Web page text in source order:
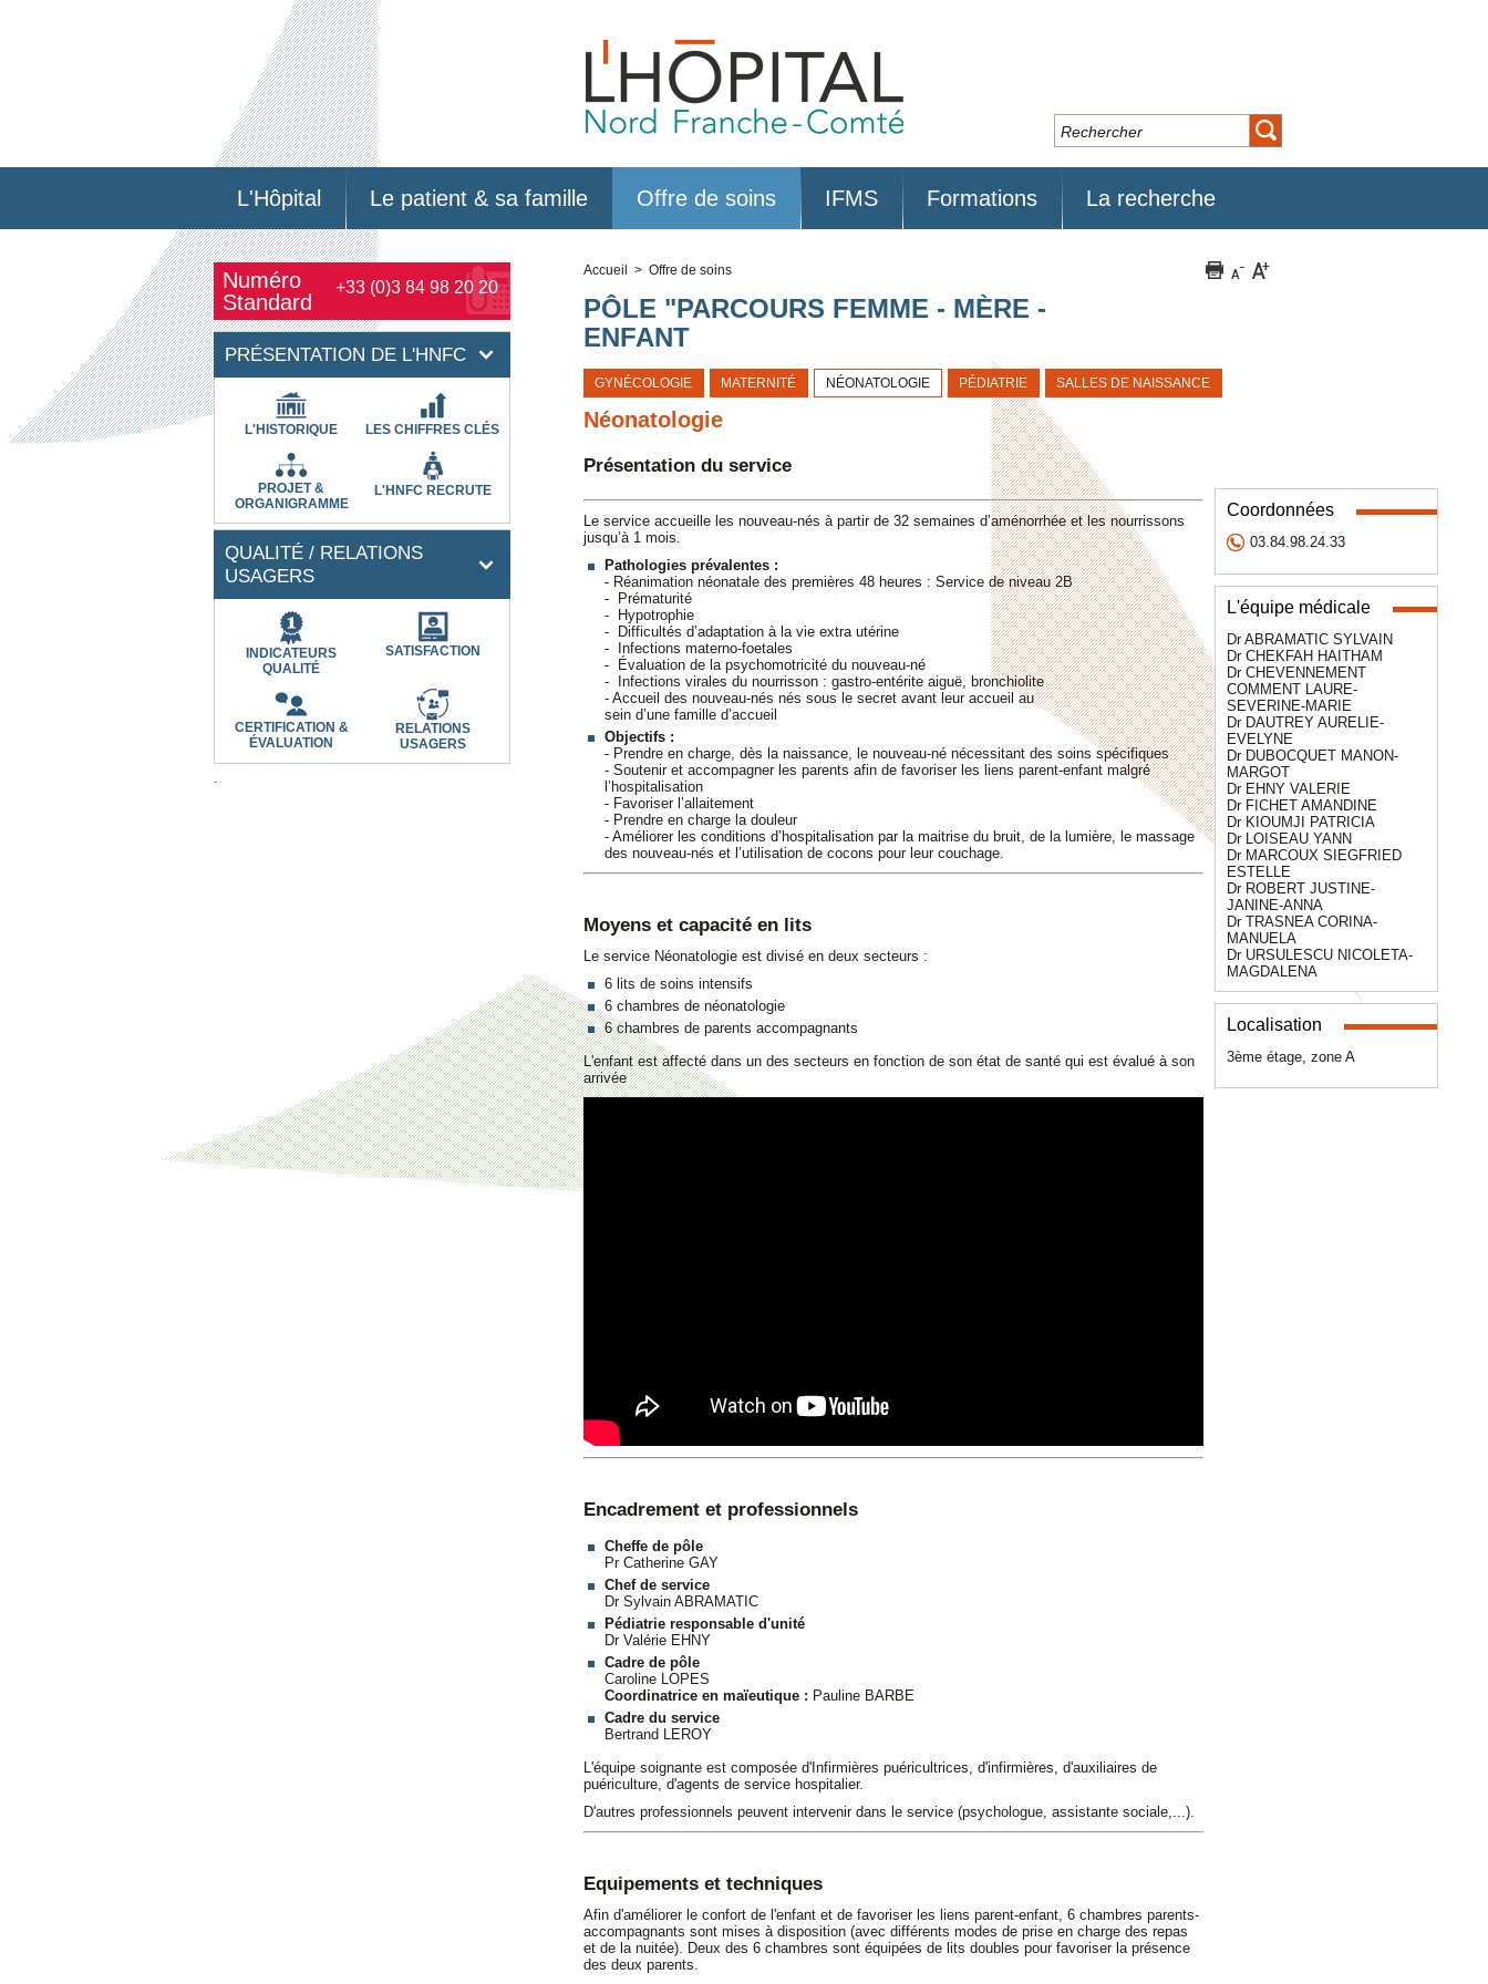
L'Hôpital Le patient & sa famille Offre de soins IFMS Formations La recherche
Numéro
Standard
+33 (0)3 84 98 20 20
PRÉSENTATION DE L'HNFC
L'HISTORIQUE LES CHIFFRES CLÉS
PROJET &
ORGANIGRAMME
L'HNFC RECRUTE
QUALITÉ / RELATIONS
USAGERS
INDICATEURS
QUALITÉ
SATISFACTION
CERTIFICATION &
ÉVALUATION
RELATIONS
USAGERS
.
Accueil > Offre de soins
PÔLE "PARCOURS FEMME - MÈRE -
ENFANT
GYNÉCOLOGIE MATERNITÉ NÉONATOLOGIE PÉDIATRIE SALLES DE NAISSANCE
Néonatologie
Présentation du service
Le service accueille les nouveau-nés à partir de 32 semaines d’aménorrhée et les nourrissons
jusqu’à 1 mois.
Pathologies prévalentes :
- Réanimation néonatale des premières 48 heures : Service de niveau 2B
- Prématurité
- Hypotrophie
- Difficultés d’adaptation à la vie extra utérine
- Infections materno-foetales
- Évaluation de la psychomotricité du nouveau-né
- Infections virales du nourrisson : gastro-entérite aiguë, bronchiolite
- Accueil des nouveau-nés nés sous le secret avant leur accueil au
sein d’une famille d’accueil
Objectifs :
- Prendre en charge, dès la naissance, le nouveau-né nécessitant des soins spécifiques
- Soutenir et accompagner les parents afin de favoriser les liens parent-enfant malgré
l’hospitalisation
- Favoriser l’allaitement
- Prendre en charge la douleur
- Améliorer les conditions d’hospitalisation par la maitrise du bruit, de la lumière, le massage
des nouveau-nés et l’utilisation de cocons pour leur couchage.
Moyens et capacité en lits
Le service Néonatologie est divisé en deux secteurs :
6 lits de soins intensifs
6 chambres de néonatologie
6 chambres de parents accompagnants
L'enfant est affecté dans un des secteurs en fonction de son état de santé qui est évalué à son
arrivée
Encadrement et professionnels
Cheffe de pôle
Pr Catherine GAY
Chef de service
Dr Sylvain ABRAMATIC
Pédiatrie responsable d'unité
Dr Valérie EHNY
Cadre de pôle
Caroline LOPES
Coordinatrice en maïeutique : Pauline BARBE
Cadre du service
Bertrand LEROY
L'équipe soignante est composée d'Infirmières puéricultrices, d'infirmières, d'auxiliaires de
puériculture, d'agents de service hospitalier.
D'autres professionnels peuvent intervenir dans le service (psychologue, assistante sociale,...).
Equipements et techniques
Afin d'améliorer le confort de l'enfant et de favoriser les liens parent-enfant, 6 chambres parents-
accompagnants sont mises à disposition (avec différents modes de prise en charge des repas
et de la nuitée). Deux des 6 chambres sont équipées de lits doubles pour favoriser la présence
des deux parents.
Coordonnées
03.84.98.24.33
L'équipe médicale
Dr ABRAMATIC SYLVAIN
Dr CHEKFAH HAITHAM
Dr CHEVENNEMENT
COMMENT LAURE-
SEVERINE-MARIE
Dr DAUTREY AURELIE-
EVELYNE
Dr DUBOCQUET MANON-
MARGOT
Dr EHNY VALERIE
Dr FICHET AMANDINE
Dr KIOUMJI PATRICIA
Dr LOISEAU YANN
Dr MARCOUX SIEGFRIED
ESTELLE
Dr ROBERT JUSTINE-
JANINE-ANNA
Dr TRASNEA CORINA-
MANUELA
Dr URSULESCU NICOLETA-
MAGDALENA
Localisation
3ème étage, zone A